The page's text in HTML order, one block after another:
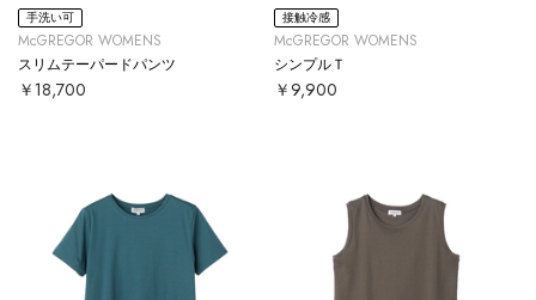
手洗い可
McGREGOR WOMENS
スリムテーパードパンツ
￥18,700
接触冷感
McGREGOR WOMENS
シンプルＴ
￥9,900